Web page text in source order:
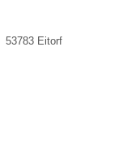
53783 Eitorf